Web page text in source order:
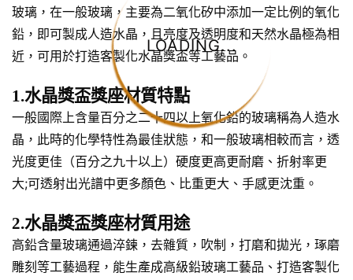
LOADING...
玻璃，在一般玻璃，主要為二氧化矽中添加一定比例的氧化
鉛，即可製成人造水晶，且亮度及透明度和天然水晶極為相
近，可用於打造客製化水晶獎盃等工藝品。
1.水晶獎盃獎座材質特點
一般國際上含量百分之二十四以上氧化鉛的玻璃稱為人造水
晶，此時的化學特性為最佳狀態，和一般玻璃相較而言，透
光度更佳（百分之九十以上）硬度更高更耐磨、折射率更
大;可透射出光譜中更多顏色、比重更大、手感更沈重。
2.水晶獎盃獎座材質用途
高鉛含量玻璃通過淬鍊，去雜質，吹制，打磨和拋光，琢磨
雕刻等工藝過程，能生產成高級鉛玻璃工藝品、打造客製化